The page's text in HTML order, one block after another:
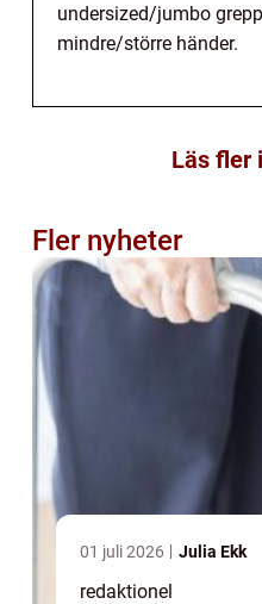
undersized/jumbo
mindre/större händer.
Läs fler
Fler nyheter
01 juli 2026 Julia Ekk
redaktionel